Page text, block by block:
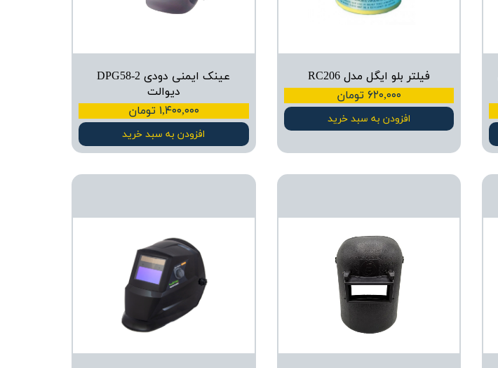
فیلتر بلو ایگل مدل RC206
۶۲۰,۰۰۰ تومان
افزودن به سبد خرید
عینک ایمنی دودی DPG58-2
دیوالت
۱,۴۰۰,۰۰۰ تومان
افزودن به سبد خرید